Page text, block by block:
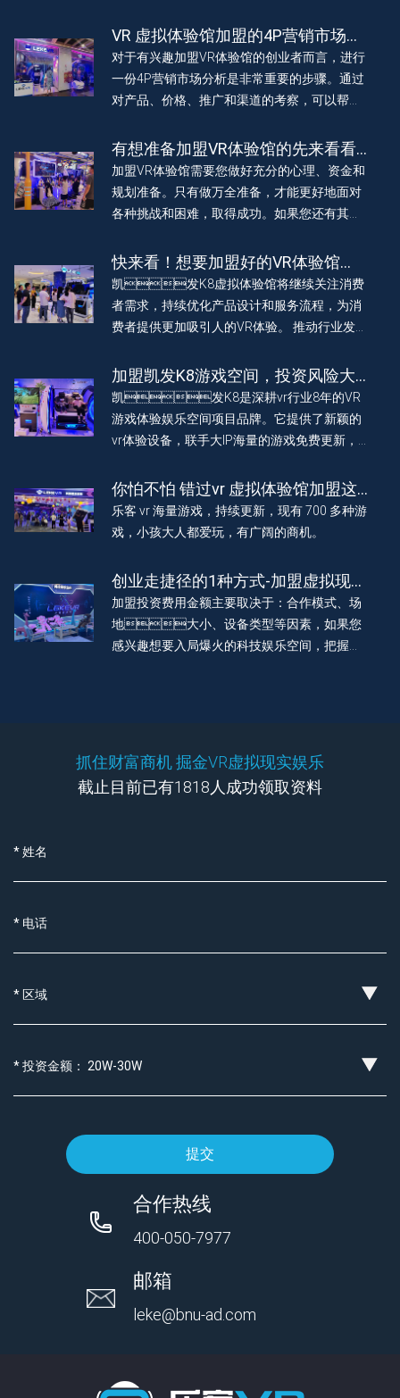
的成功源于每一位客户的信任和支持。因此，
我们保持开放、透明的态度，与客户共同成
长，共同迎接VR科技带来的美好红利。
VR 虚拟体验馆加盟的4P营销市场分
析
对于有兴趣加盟VR体验馆的创业者而言，进行
一份4P营销市场分析是非常重要的步骤。通过
对产品、价格、推广和渠道的考察，可以帮助
销策略与可行的项目规划。
有想准备加盟VR体验馆的先来看看
这三点
加盟VR体验馆需要您做好充分的心理、资金和
规划准备。只有做万全准备，才能更好地面对
各种挑战和困难，取得成功。如果您还有其他
务。
快来看！想要加盟好的VR体验馆
吗？这个加盟机构可靠又赚钱！
凯发K8虚拟体验馆将继续关注消费
者需求，持续优化产品设计和服务流程，为消
费者提供更加吸引人的VR体验。 推动行业发
戏体验。为加盟投资者创造利润，2023 年底预
计店铺突破 1000 家，做一个vr行业伟大的公
司。
加盟凯发K8游戏空间，投资风险大
不大？一文看懂！
凯发K8是深耕vr行业8年的VR
游戏体验娱乐空间项目品牌。它提供了新颖的
vr体验设备，联手大IP海量的游戏免费更新，
浸体验。助力加盟 vr 体验馆门店实现持续长效
盈利。
你怕不怕 错过vr 虚拟体验馆加盟这
波热潮
乐客 vr 海量游戏，持续更新，现有 700 多种游
戏，小孩大人都爱玩，有广阔的商机。
创业走捷径的1种方式-加盟虚拟现实
vr 体验店
加盟投资费用金额主要取决于：合作模式、场
地大小、设备类型等因素，如果您
感兴趣想要入局爆火的科技娱乐空间，把握市
抓住财富商机 掘金VR虚拟现实娱乐
截止目前已有1818人成功领取资料
提交
合作热线
400-050-7977
邮箱
leke@bnu-ad.com